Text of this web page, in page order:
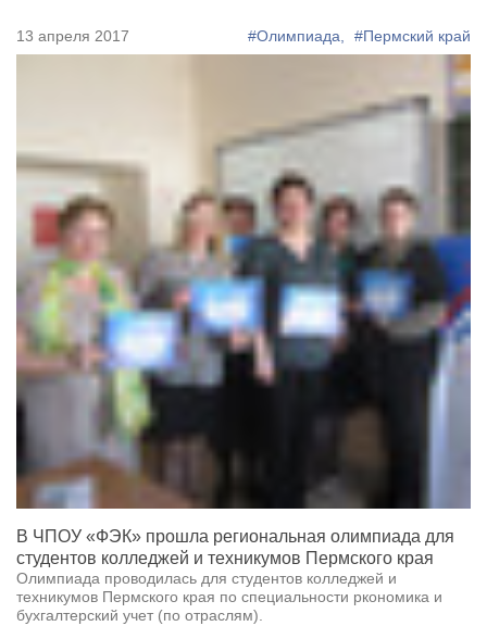
13 апреля 2017 #Олимпиада, #Пермский край
В ЧПОУ «ФЭК» прошла региональная олимпиада для
студентов колледжей и техникумов Пермского края
Олимпиада проводилась для студентов колледжей и
техникумов Пермского края по специальности ркономика и
бухгалтерский учет (по отраслям).